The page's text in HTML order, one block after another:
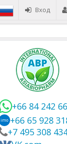
Вход
+66 84 242
imo +66 65 928
+7 495 308